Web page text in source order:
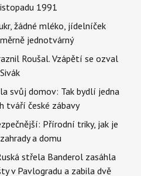
1991
žádné mléko, jídelníček
jednotvárný
Roušal. Vzápětí se ozval
Sivák
svůj domov: Tak bydlí jedna
tváří české zábavy
Přírodní triky, jak je
a domu
střela Banderol zasáhla
v Pavlogradu a zabila dvě